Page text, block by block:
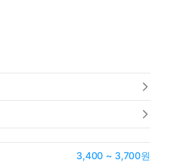
3,400 ~ 3,700원